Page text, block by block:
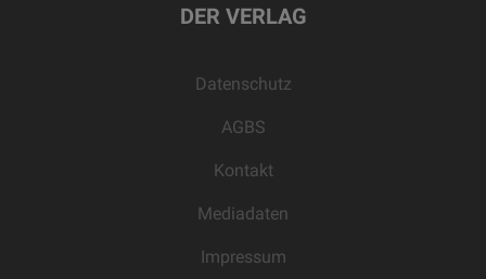
DER VERLAG
Datenschutz
AGBS
Kontakt
Mediadaten
Impressum